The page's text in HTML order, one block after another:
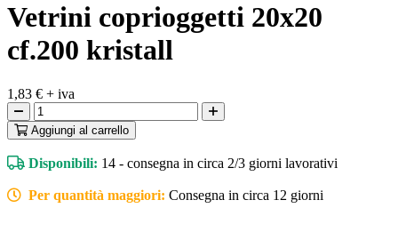
Vetrini coprioggetti 20x20
cf.200 kristall
1,83 € + iva
Aggiungi al carrello
Disponibili: 14 - consegna in circa 2/3 giorni lavorativi
Per quantità maggiori: Consegna in circa 12 giorni